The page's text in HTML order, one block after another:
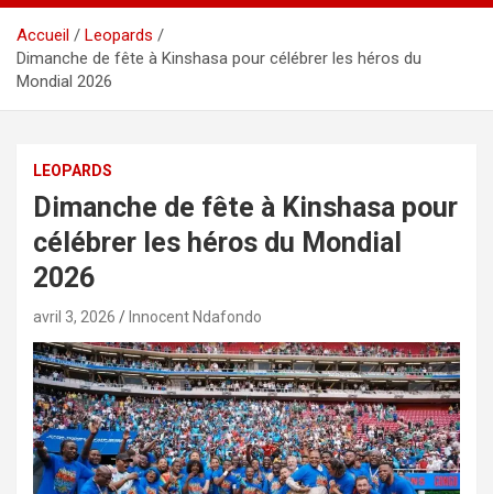
Accueil
Leopards
Dimanche de fête à Kinshasa pour célébrer les héros du
Mondial 2026
LEOPARDS
Dimanche de fête à Kinshasa pour
célébrer les héros du Mondial
2026
avril 3, 2026 Innocent Ndafondo